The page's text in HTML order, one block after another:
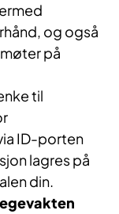
og også
på
til
ID-porten
lagres på
din.